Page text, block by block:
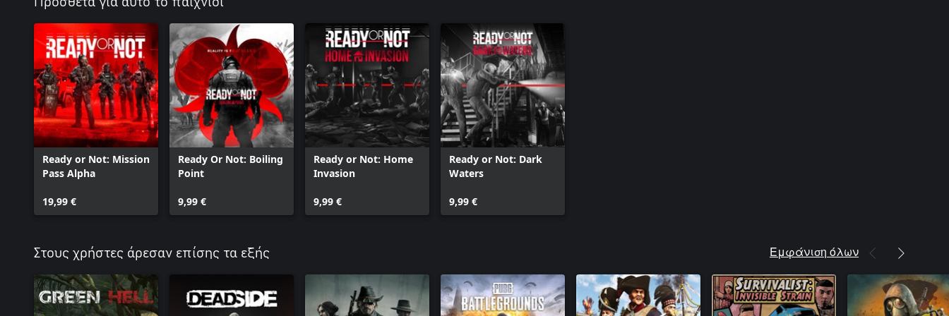
Ready or Not: Mission
Pass Alpha
19,99 €
Ready Or Not: Boiling
Point
9,99 €
Ready or Not: Home
Invasion
9,99 €
Ready or Not: Dark
Waters
9,99 €
Στους χρήστες άρεσαν επίσης τα εξής Εμφάνιση όλων